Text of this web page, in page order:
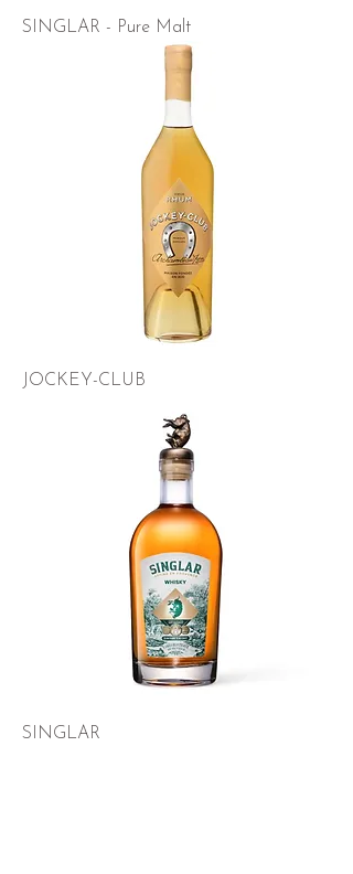
SINGLAR - Pure Malt
JOCKEY-CLUB
SINGLAR